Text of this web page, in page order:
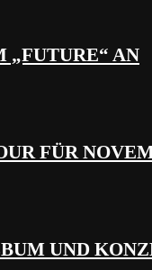
„FUTURE“ AN
FÜR
UND